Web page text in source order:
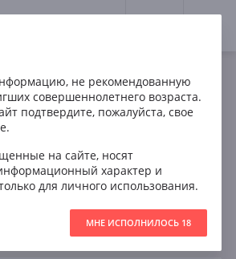
Грюнер Вельтлинер
ОЧИСТИТЬ
не рекомендованную
совершеннолетнего возраста.
подтвердите, пожалуйста, свое
на сайте, носят
характер и
для личного использования.
МНЕ ИСПОЛНИЛОСЬ 18